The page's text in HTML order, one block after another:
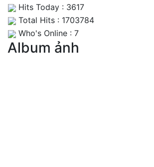
Hits Today : 3617
Total Hits : 1703784
Who's Online : 7
Album ảnh